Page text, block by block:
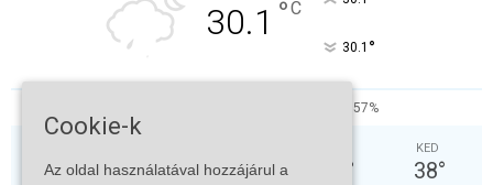
30.1 °C
30.1 °
57%
34° 29° 32° °
KED
38°
Cookie-k
Az oldal használatával hozzájárul a